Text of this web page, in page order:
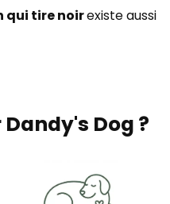
qui tire noirexiste aussi
Dog ?